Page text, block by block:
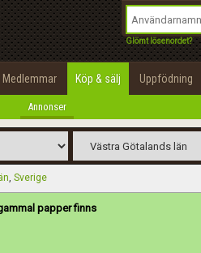
Glömt lösenordet?
Medlemmar Köp & sälj Uppfödning
Annonser
Spara ändringar
Avbryt
Negativa
Spara
Betygsätt
, Sverige
papper finns
Utför
100%
OK
Privacy Policy
Tillbaka till förstasidan